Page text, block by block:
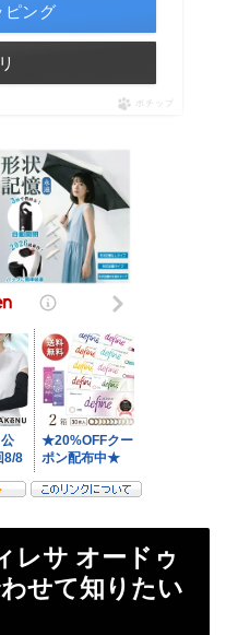
ピング
ポチップ
レサ オードゥ
せて知りたい